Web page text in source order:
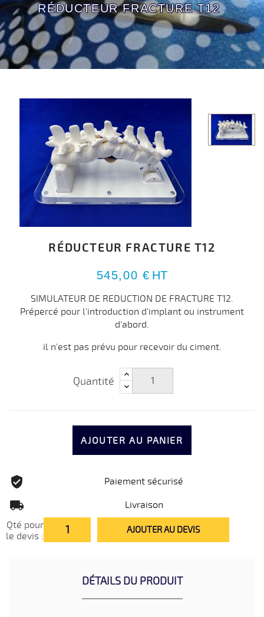
RÉDUCTEUR FRACTURE T12
RÉDUCTEUR FRACTURE T12
545,00 € HT
SIMULATEUR DE REDUCTION DE FRACTURE T12.
Prépercé pour l'introduction d'implant ou instrument
d'abord.
il n'est pas prévu pour recevoir du ciment.
Quantité
AJOUTER AU PANIER
Paiement sécurisé
Livraison
Qté pour
le devis :
AJOUTER AU DEVIS
DÉTAILS DU PRODUIT